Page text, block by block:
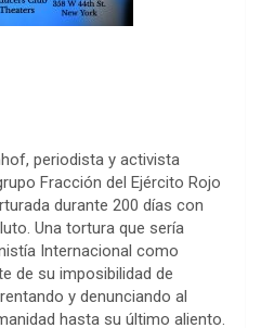
periodista y activista
Fracción del Ejército Rojo
durante 200 días con
Una tortura que sería
Internacional como
de su imposibilidad de
y denunciando al
hasta su último aliento.